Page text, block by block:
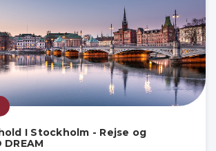
I Stockholm - Rejse og